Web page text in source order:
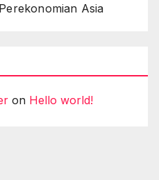
Asia
on Hello world!